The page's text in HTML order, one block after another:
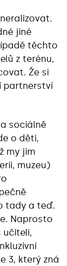
jiné
těchto
z terénu,
Že si
partnerství
sociálně
o děti,
my jim
muzeu)
tady a teď.
Naprosto
učiteli,
3, který zná